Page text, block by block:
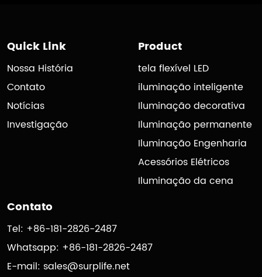
Quick Link
Nossa História
Contato
Notícias
Investigação
Product
tela flexível LED
iluminação inteligente
Iluminação decorativa
Iluminação permanente
Iluminação Engenharia
Acessórios Elétricos
Iluminação da cena
Contato
Tel: +86-181-2826-2487
Whatsapp: +86-181-2826-2487
E-mail: sales@surplife.net